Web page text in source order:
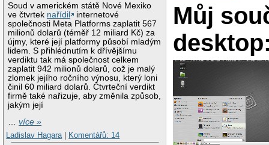
Soud v americkém státě Nové Mexiko
ve čtvrtek nařídil
internetové
společnosti Meta Platforms zaplatit 567
milionů dolarů (téměř 12 miliard Kč) za
újmy, které její platformy působí mladým
lidem. S přihlédnutím k dřívějšímu
verdiktu tak má společnost celkem
zaplatit 942 milionů dolarů, což je malý
zlomek jejího ročního výnosu, který loni
činil 60 miliard dolarů. Čtvrteční verdikt
firmě také nařizuje, aby změnila způsob,
jakým její
…více »
Ladislav Hagara
Komentářů: 14
Můj